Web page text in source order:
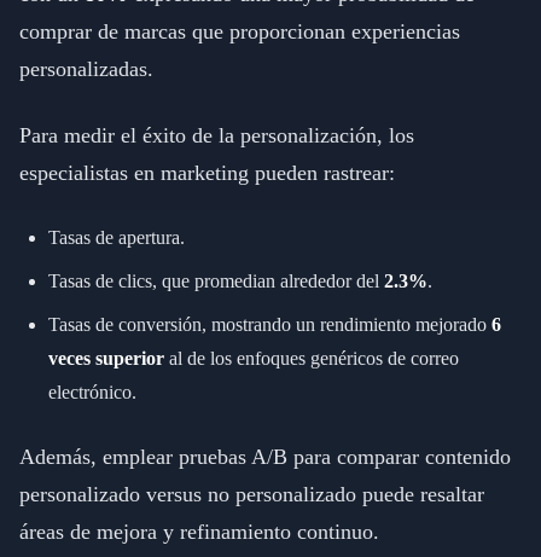
comprar de marcas que proporcionan experiencias
personalizadas.
Para medir el éxito de la personalización, los
especialistas en marketing pueden rastrear:
Tasas de apertura.
Tasas de clics, que promedian alrededor del 2.3%.
Tasas de conversión, mostrando un rendimiento mejorado 6
veces superior al de los enfoques genéricos de correo
electrónico.
Además, emplear pruebas A/B para comparar contenido
personalizado versus no personalizado puede resaltar
áreas de mejora y refinamiento continuo.